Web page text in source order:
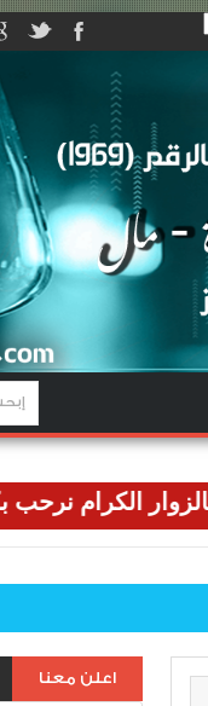
الكرام نرحب بكم في
اعلن معنا